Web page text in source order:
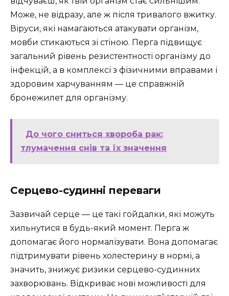
Може, не відразу, але ж після тривалого вжитку.
Віруси, які намагаються атакувати організм,
мовби стикаються зі стіною. Перга підвищує
загальний рівень резистентності організму до
інфекцій, а в комплексі з фізичними вправами і
здоровим харчуванням — це справжній
бронежилет для організму.
До чого сниться хвороба рак:
тлумачення снів та їх значення
Серцево-судинні переваги
Зазвичай серце — це такі гойдалки, які можуть
хильнутися в будь-який момент. Перга ж
допомагає його нормалізувати. Вона допомагає
підтримувати рівень холестерину в нормі, а
значить, знижує ризики серцево-судинних
захворювань. Відкриває нові можливості для